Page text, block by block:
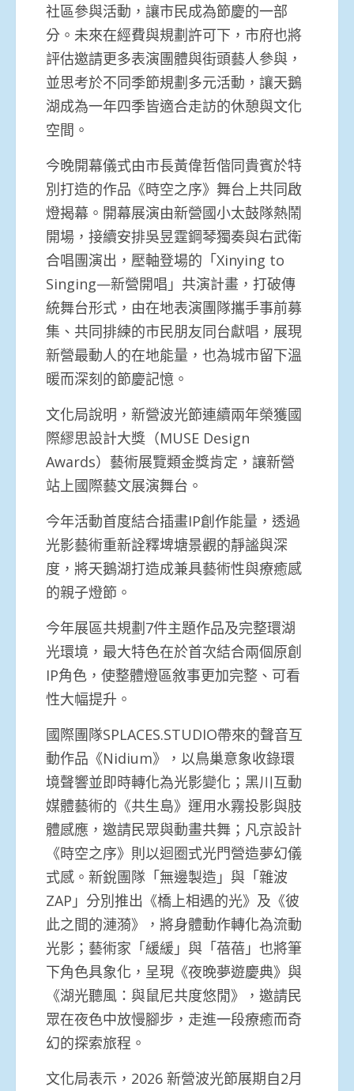
社區參與活動，讓市民成為節慶的一部
分。未來在經費與規劃許可下，市府也將
評估邀請更多表演團體與街頭藝人參與，
並思考於不同季節規劃多元活動，讓天鵝
湖成為一年四季皆適合走訪的休憩與文化
空間。
今晚開幕儀式由市長黃偉哲偕同貴賓於特
別打造的作品《時空之序》舞台上共同啟
燈揭幕。開幕展演由新營國小太鼓隊熱鬧
開場，接續安排吳昱霆鋼琴獨奏與右武衛
合唱團演出，壓軸登場的「Xinying to
Singing—新營開唱」共演計畫，打破傳
統舞台形式，由在地表演團隊攜手事前募
集、共同排練的市民朋友同台獻唱，展現
新營最動人的在地能量，也為城市留下溫
暖而深刻的節慶記憶。
文化局說明，新營波光節連續兩年榮獲國
際繆思設計大獎（MUSE Design
Awards）藝術展覽類金獎肯定，讓新營
站上國際藝文展演舞台。
今年活動首度結合插畫IP創作能量，透過
光影藝術重新詮釋埤塘景觀的靜謐與深
度，將天鵝湖打造成兼具藝術性與療癒感
的親子燈節。
今年展區共規劃7件主題作品及完整環湖
光環境，最大特色在於首次結合兩個原創
IP角色，使整體燈區敘事更加完整、可看
性大幅提升。
國際團隊SPLACES.STUDIO帶來的聲音互
動作品《Nidium》，以鳥巢意象收錄環
境聲響並即時轉化為光影變化；黑川互動
媒體藝術的《共生島》運用水霧投影與肢
體感應，邀請民眾與動畫共舞；凡京設計
《時空之序》則以迴圈式光門營造夢幻儀
式感。新銳團隊「無邊製造」與「雜波
ZAP」分別推出《橋上相遇的光》及《彼
此之間的漣漪》，將身體動作轉化為流動
光影；藝術家「緩緩」與「蓓蓓」也將筆
下角色具象化，呈現《夜晚夢遊慶典》與
《湖光聽風：與鼠尼共度悠閒》，邀請民
眾在夜色中放慢腳步，走進一段療癒而奇
幻的探索旅程。
文化局表示，2026 新營波光節展期自2月